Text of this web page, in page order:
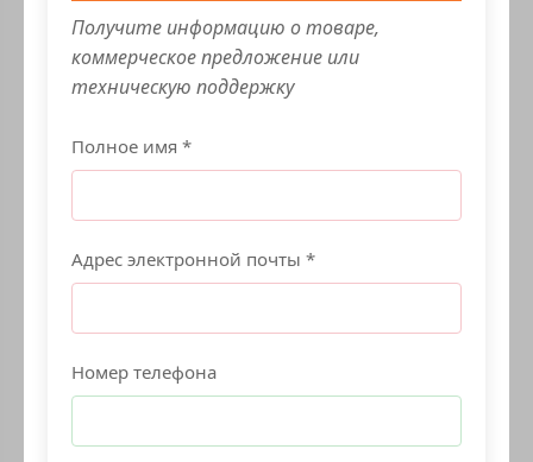
Получите информацию о товаре,
коммерческое предложение или
техническую поддержку
Полное имя *
Адрес электронной почты *
Номер телефона